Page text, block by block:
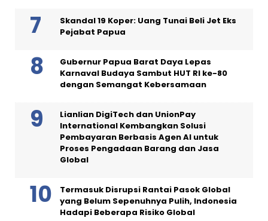
Skandal 19 Koper: Uang Tunai Beli Jet Eks
Pejabat Papua
Gubernur Papua Barat Daya Lepas
Karnaval Budaya Sambut HUT RI ke-80
dengan Semangat Kebersamaan
Lianlian DigiTech dan UnionPay
International Kembangkan Solusi
Pembayaran Berbasis Agen AI untuk
Proses Pengadaan Barang dan Jasa
Global
Termasuk Disrupsi Rantai Pasok Global
yang Belum Sepenuhnya Pulih, Indonesia
Hadapi Beberapa Risiko Global